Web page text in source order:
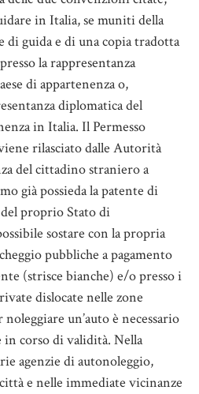
in Italia, se muniti della
di guida e di una copia tradotta
la rappresentanza
di appartenenza o,
diplomatica del
in Italia. Il Permesso
rilasciato dalle Autorità
del cittadino straniero a
già possieda la patente di
proprio Stato di
sostare con la propria
pubbliche a pagamento
(strisce bianche) e/o presso i
dislocate nelle zone
un’auto è necessario
corso di validità. Nella
agenzie di autonoleggio,
e nelle immediate vicinanze